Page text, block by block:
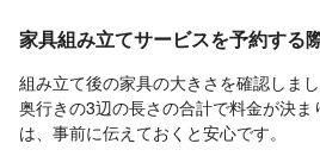
家具組み立てサービスを予約する
組み立て後の家具の大きさを確認しま
奥行きの3辺の長さの合計で料金が決
は、事前に伝えておくと安心です。